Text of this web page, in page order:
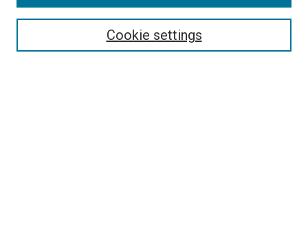
Cookie settings